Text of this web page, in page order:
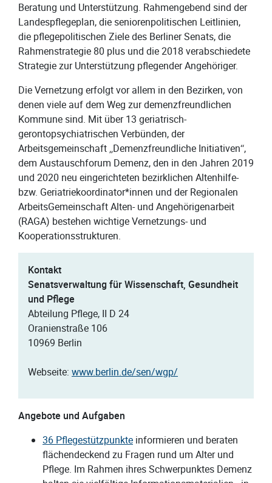
Beratung und Unterstützung. Rahmengebend sind der
Landespflegeplan, die seniorenpolitischen Leitlinien,
die pflegepolitischen Ziele des Berliner Senats, die
Rahmenstrategie 80 plus und die 2018 verabschiedete
Strategie zur Unterstützung pflegender Angehöriger.
Die Vernetzung erfolgt vor allem in den Bezirken, von
denen viele auf dem Weg zur demenzfreundlichen
Kommune sind. Mit über 13 geriatrisch-
gerontopsychiatrischen Verbünden, der
Arbeitsgemeinschaft „Demenzfreundliche Initiativen“,
dem Austauschforum Demenz, den in den Jahren 2019
und 2020 neu eingerichteten bezirklichen Altenhilfe-
bzw. Geriatriekoordinator*innen und der Regionalen
ArbeitsGemeinschaft Alten- und Angehörigenarbeit
(RAGA) bestehen wichtige Vernetzungs- und
Kooperationsstrukturen.
Kontakt
Senatsverwaltung für Wissenschaft, Gesundheit
und Pflege
Abteilung Pflege, II D 24
Oranienstraße 106
10969 Berlin
Webseite: www.berlin.de/sen/wgp/
Angebote und Aufgaben
36 Pflegestützpunkte informieren und beraten
flächendeckend zu Fragen rund um Alter und
Pflege. Im Rahmen ihres Schwerpunktes Demenz